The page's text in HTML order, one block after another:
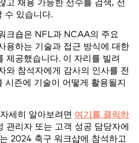
고 채용 가능한 선수를 검색, 선
수 있습니다.
크숍은 NFL과 NCAA의 주요
용하는 기술과 접근 방식에 대한
제공했습니다. 이 자리를 빌려
와 참석자에게 감사의 인사를 전
시즌에 기술이 어떻게 활용될지
세히 알아보려면 여기를 클릭하
리자 또는 고객 성공 담당자에
2024 축구 워크샵에 참석하고